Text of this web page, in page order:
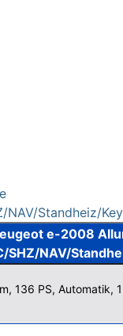
e-2008
SHZ/NAV/
136 PS, Automatik,